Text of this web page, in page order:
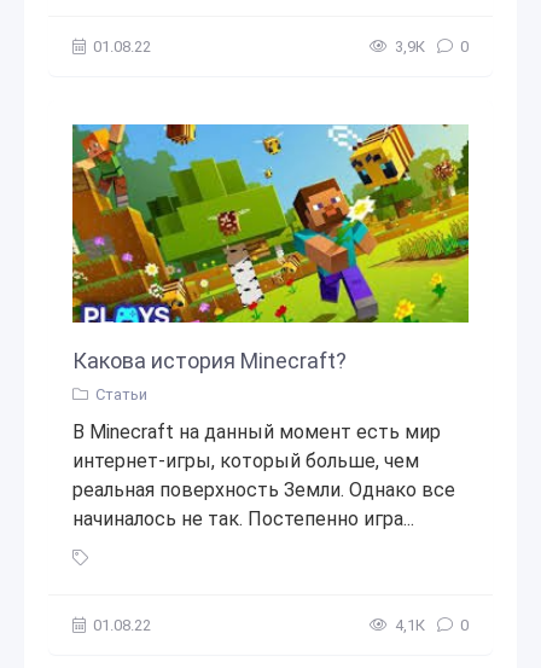
01.08.22 3,9К 0
Какова история Minecraft?
Статьи
В Minecraft на данный момент есть мир
интернет-игры, который больше, чем
реальная поверхность Земли. Однако все
начиналось не так. Постепенно игра...
01.08.22 4,1К 0